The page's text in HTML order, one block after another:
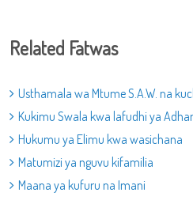
Related Fatwas
Usthamala wa Mtume S.A.W. na
Kukimu Swala kwa lafudhi ya
Hukumu ya Elimu kwa wasichana
Matumizi ya nguvu kifamilia
Maana ya kufuru na Imani